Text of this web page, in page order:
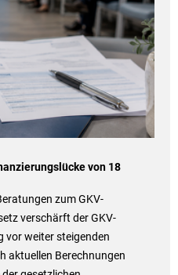
von 18
zum GKV-
verschärft der GKV-
vor weiter steigenden
aktuellen Berechnungen